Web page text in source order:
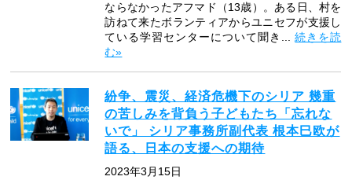
ならなかったアフマド（13歳）。ある日、村を
訪ねて来たボランティアからユニセフが支援し
ている学習センターについて聞き...続きを読
む»
紛争、震災、経済危機下のシリア 幾重
の苦しみを背負う子どもたち「忘れな
いで」 シリア事務所副代表 根本巳欧が
語る、日本の支援への期待
2023年3月15日